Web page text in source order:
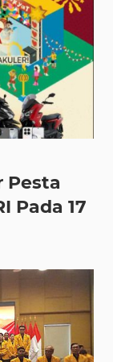
Pesta
Pada 17